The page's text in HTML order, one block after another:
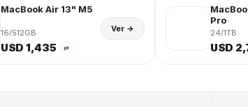
MacBook Air 13" M5
16/512GB
USD 1,435 ⇄
Ver →
Pro
24/1TB
USD